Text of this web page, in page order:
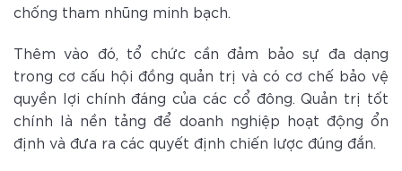
chống tham nhũng minh bạch.
Thêm vào đó, tổ chức cần đảm bảo sự đa dạng
trong cơ cấu hội đồng quản trị và có cơ chế bảo vệ
quyền lợi chính đáng của các cổ đông. Quản trị tốt
chính là nền tảng để doanh nghiệp hoạt động ổn
định và đưa ra các quyết định chiến lược đúng đắn.